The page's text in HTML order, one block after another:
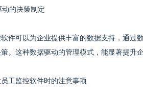
的决策制定
软件可以为企业提供丰富的数据支持，通过
。这种数据驱动的管理模式，能显著提升
工监控软件时的注意事项